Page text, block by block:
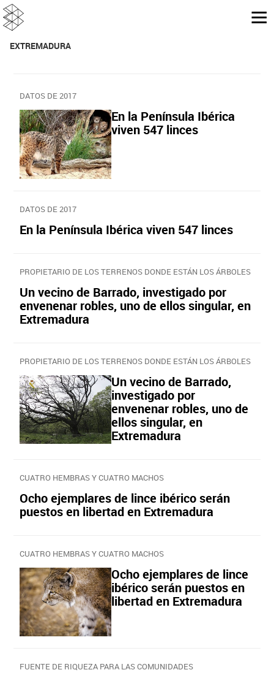
EXTREMADURA
DATOS DE 2017
En la Península Ibérica
viven 547 linces
DATOS DE 2017
En la Península Ibérica viven 547 linces
PROPIETARIO DE LOS TERRENOS DONDE ESTÁN LOS ÁRBOLES
Un vecino de Barrado, investigado por
envenenar robles, uno de ellos singular, en
Extremadura
PROPIETARIO DE LOS TERRENOS DONDE ESTÁN LOS ÁRBOLES
Un vecino de Barrado,
investigado por
envenenar robles, uno de
ellos singular, en
Extremadura
CUATRO HEMBRAS Y CUATRO MACHOS
Ocho ejemplares de lince ibérico serán
puestos en libertad en Extremadura
CUATRO HEMBRAS Y CUATRO MACHOS
Ocho ejemplares de lince
ibérico serán puestos en
libertad en Extremadura
FUENTE DE RIQUEZA PARA LAS COMUNIDADES